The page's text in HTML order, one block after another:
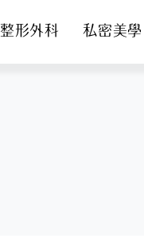
整形外科 私密美學